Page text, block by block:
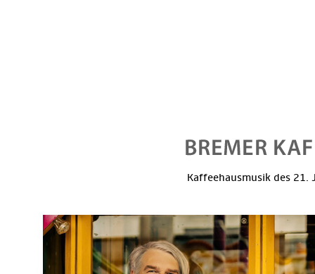
Kaffeehausmusik des 21.